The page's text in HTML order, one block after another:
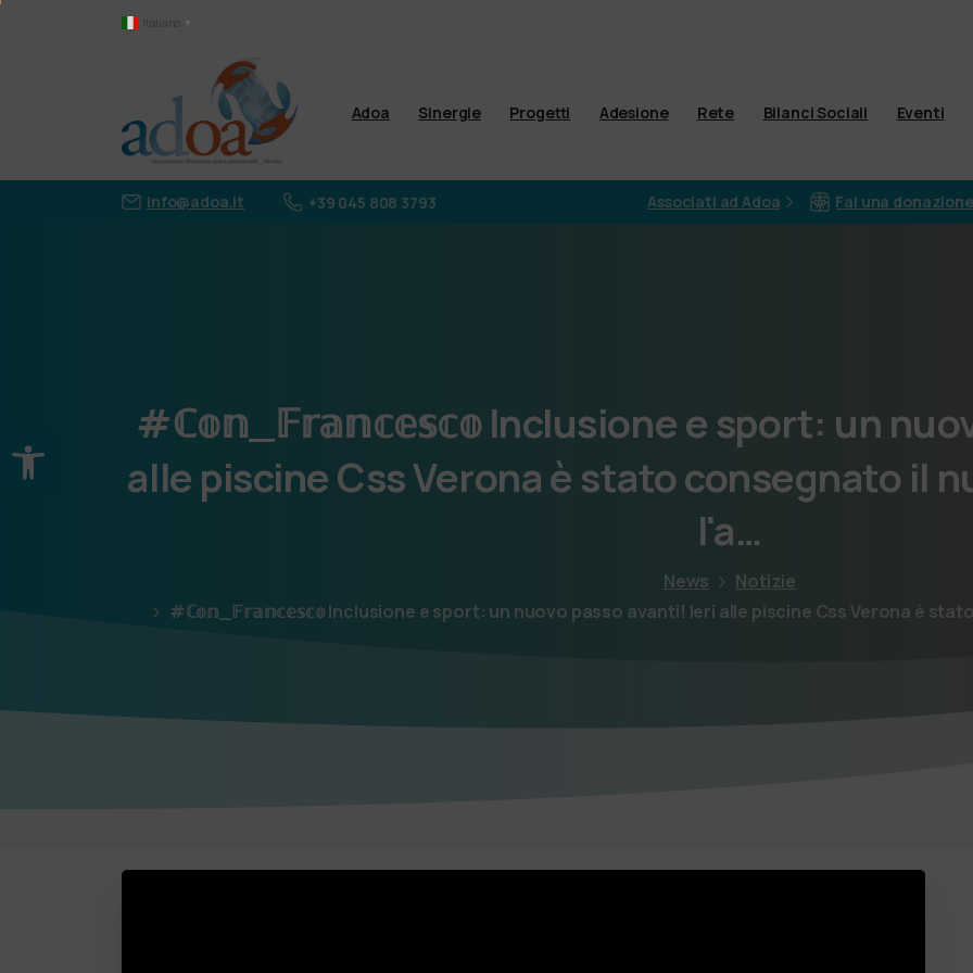
Apri la barra degli strumenti
Italiano ▼
Adoa Sinergie Progetti Adesione Rete Bilanci Sociali Eventi
info@adoa.it +39 045 808 3793 Associati ad Adoa Fai una donazione
#ℂ𝕠𝕟_𝔽𝕣𝕒𝕟𝕔𝕖𝕤𝕔𝕠Inclusionee sport: un
alle piscineCssVeronaè statoconsegnato il
l'a…
News
Notizie
#ℂ𝕠𝕟_𝔽𝕣𝕒𝕟𝕔𝕖𝕤𝕔𝕠 Inclusione e sport: un nuovo passo avanti! Ieri alle piscine Css Verona è